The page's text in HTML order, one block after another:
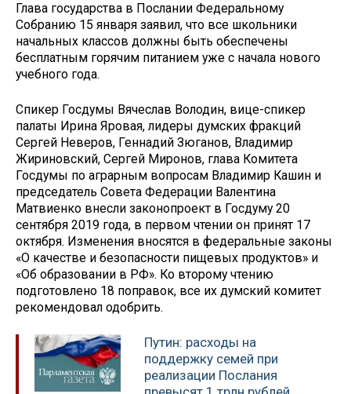
Глава государства в Послании Федеральному
Собранию 15 января заявил, что все школьники
начальных классов должны быть обеспечены
бесплатным горячим питанием уже с начала нового
учебного года.
Спикер Госдумы Вячеслав Володин, вице-спикер
палаты Ирина Яровая, лидеры думских фракций
Сергей Неверов, Геннадий Зюганов, Владимир
Жириновский, Сергей Миронов, глава Комитета
Госдумы по аграрным вопросам Владимир Кашин и
председатель Совета Федерации Валентина
Матвиенко внесли законопроект в Госдуму 20
сентября 2019 года, в первом чтении он принят 17
октября. Изменения вносятся в федеральные законы
«О качестве и безопасности пищевых продуктов» и
«Об образовании в РФ». Ко второму чтению
подготовлено 18 поправок, все их думский комитет
рекомендовал одобрить.
Путин: расходы на
поддержку семей при
реализации Послания